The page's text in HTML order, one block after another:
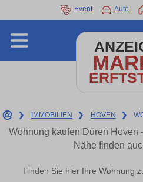
Event Auto
❯ IMMOBILIEN ❯ HOVEN ❯
Wohnung kaufen Düren Hoven
Nähe finden
Finden Sie hier Ihre Wohnung